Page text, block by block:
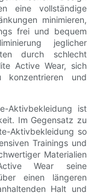
eine vollständige
minimieren,
frei und bequem
jeglicher
durch schlecht
Active Wear, sich
konzentrieren und
Aktivbekleidung ist
Im Gegensatz zu
Aktivbekleidung so
Trainings und
Materialien
Wear seine
einen längeren
Halt und